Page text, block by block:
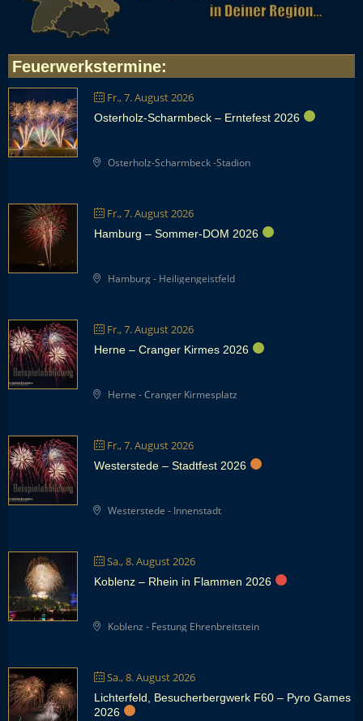
Feuerwerkstermine:
Fr., 7. August 2026
Osterholz-Scharmbeck – Erntefest 2026
Osterholz-Scharmbeck -Stadion
Fr., 7. August 2026
Hamburg – Sommer-DOM 2026
Hamburg - Heiligengeistfeld
Fr., 7. August 2026
Herne – Cranger Kirmes 2026
Herne - Cranger Kirmesplatz
Fr., 7. August 2026
Westerstede – Stadtfest 2026
Westerstede - Innenstadt
Sa., 8. August 2026
Koblenz – Rhein in Flammen 2026
Koblenz - Festung Ehrenbreitstein
Sa., 8. August 2026
Lichterfeld, Besucherbergwerk F60 – Pyro Games
2026